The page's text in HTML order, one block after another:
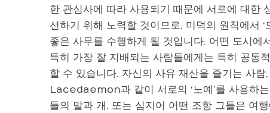
한 관심사에 따라 사용되기 때문에 서로에 대한
선하기 위해 노력할 것이므로, 미덕의 원칙에서
좋은 사무를 수행하게 될 것입니다. 어떤 도시
특히 가장 잘 지배되는 사람들에게는 특히 공통
할 수 있습니다. 자신의 사유 재산을 즐기는 사
Lacedaemon과 같이 서로의 ‘노예’를 사용하
들의 말과 개, 또는 심지어 어떤 조항 그들은 여